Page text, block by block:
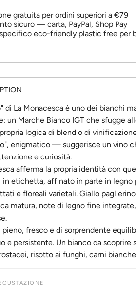
gratuita per ordini superiori a €79
sicuro — carta, PayPal, Shop Pay
eco-friendly plastic free
di La Monacesca è uno dei bianchi
un Marche Bianco IGT che sfugge
logica di blend o di
enigmatico — suggerisce un vino
e curiosità.
afferma la propria identità con
etichetta, affinato in parte in legno
e floreali varietali. Giallo
matura, note di legno fine
pieno, fresco e di sorprendente
e persistente. Un bianco da scoprire
risotto ai funghi, carni